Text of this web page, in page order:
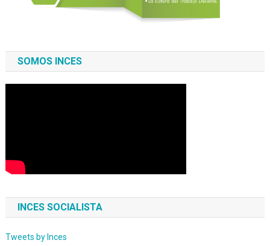
SOMOS INCES
INCES SOCIALISTA
Tweets by Inces